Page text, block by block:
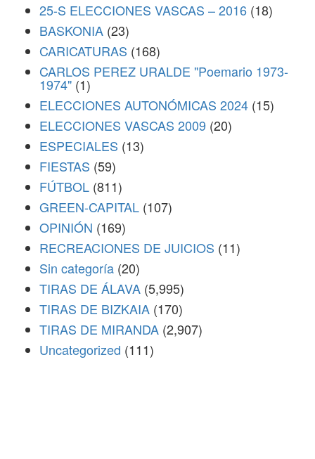
25-S ELECCIONES VASCAS – 2016 (18)
BASKONIA (23)
CARICATURAS (168)
CARLOS PEREZ URALDE "Poemario 1973-
1974" (1)
ELECCIONES AUTONÓMICAS 2024 (15)
ELECCIONES VASCAS 2009 (20)
ESPECIALES (13)
FIESTAS (59)
FÚTBOL (811)
GREEN-CAPITAL (107)
OPINIÓN (169)
RECREACIONES DE JUICIOS (11)
Sin categoría (20)
TIRAS DE ÁLAVA (5,995)
TIRAS DE BIZKAIA (170)
TIRAS DE MIRANDA (2,907)
Uncategorized (111)